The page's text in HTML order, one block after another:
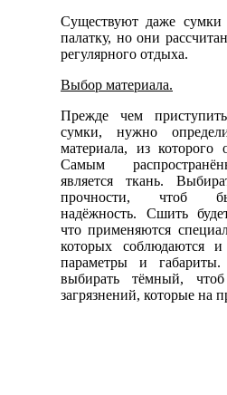
Существуют даже сумки
палатку, но они
регулярного отдыха.
Выбор материала.
Прежде чем
сумки, нужно
материала, из которого
Самым
является ткань.
прочности, чтоб
надёжность. Сшить
что применяются
которых соблюдаются
параметры и габариты.
выбирать тёмный,
загрязнений, которые на